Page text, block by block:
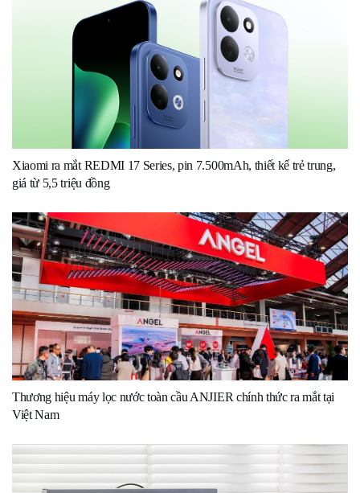
Xiaomi ra mắt REDMI 17 Series, pin 7.500mAh, thiết kế trẻ trung,
giá từ 5,5 triệu đồng
Thương hiệu máy lọc nước toàn cầu ANJIER chính thức ra mắt tại
Việt Nam